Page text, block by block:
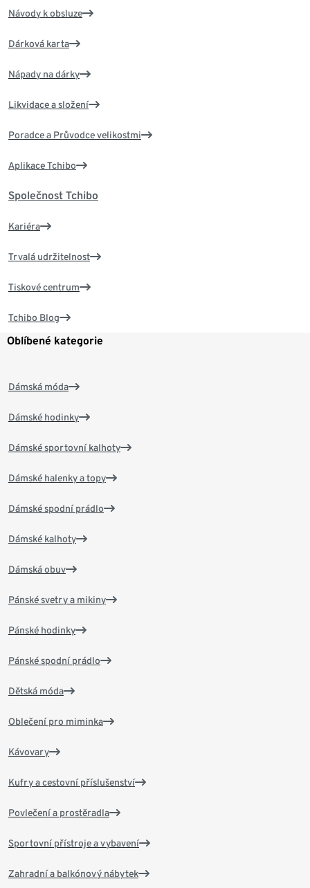
Návody k obsluze
Dárková karta
Nápady na dárky
Likvidace a složení
Poradce a Průvodce velikostmi
Aplikace Tchibo
Společnost Tchibo
Kariéra
Trvalá udržitelnost
Tiskové centrum
Tchibo Blog
Oblíbené kategorie
Dámská móda
Dámské hodinky
Dámské sportovní kalhoty
Dámské halenky a topy
Dámské spodní prádlo
Dámské kalhoty
Dámská obuv
Pánské svetry a mikiny
Pánské hodinky
Pánské spodní prádlo
Dětská móda
Oblečení pro miminka
Kávovary
Kufry a cestovní příslušenství
Povlečení a prostěradla
Sportovní přístroje a vybavení
Zahradní a balkónový nábytek